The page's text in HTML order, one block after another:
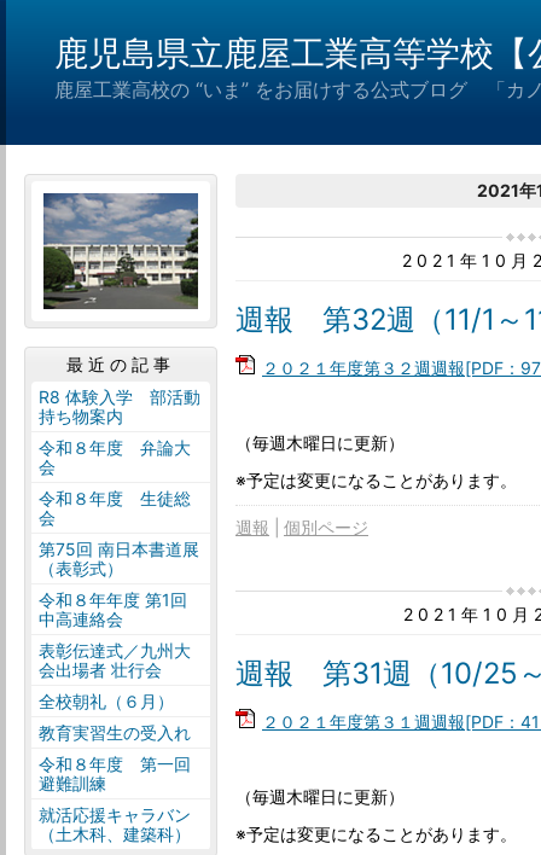
鹿児島県立鹿屋工業高等学校
鹿屋工業高校の “いま” をお届けする公式ブログ 「カ
2021年
2021年10月
週報 第32週（11/1～
２０２１年度第３２週週報[PDF：
（毎週木曜日に更新）
※予定は変更になることがあります。
週報 個別ページ
2021年10月
週報 第31週（10/25
２０２１年度第３１週週報[PDF：
（毎週木曜日に更新）
※予定は変更になることがあります。
最近の記事
R8 体験入学 部活動
持ち物案内
令和８年度 弁論大
会
令和８年度 生徒総
会
第75回 南日本書道展
（表彰式）
令和８年年度 第1回
中高連絡会
表彰伝達式／九州大
会出場者 壮行会
全校朝礼（６月）
教育実習生の受入れ
令和８年度 第一回
避難訓練
就活応援キャラバン
（土木科、建築科）